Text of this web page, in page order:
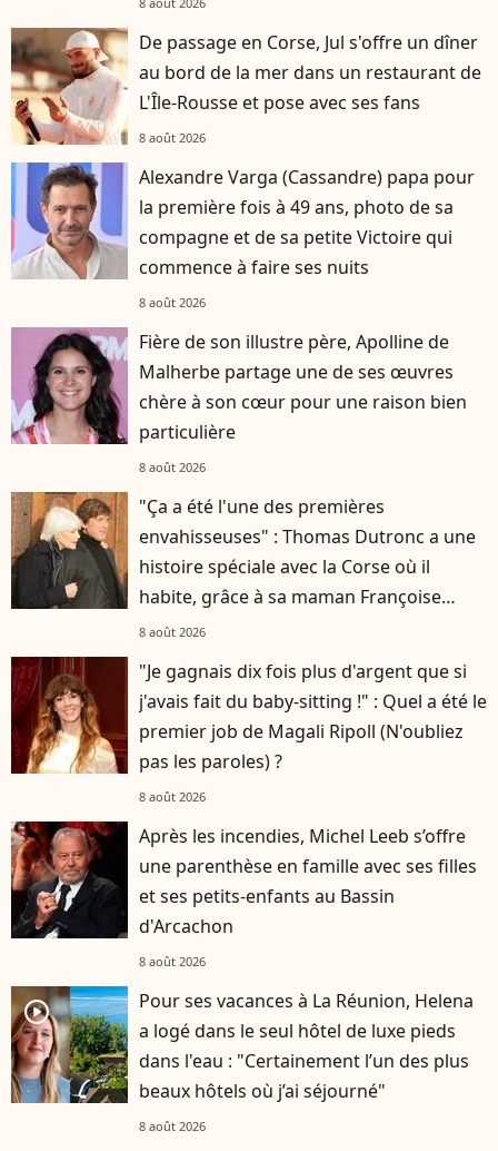
De passage en Corse, Jul s'offre un dîner
au bord de la mer dans un restaurant de
L'Île-Rousse et pose avec ses fans
8 août 2026
Alexandre Varga (Cassandre) papa pour
la première fois à 49 ans, photo de sa
compagne et de sa petite Victoire qui
commence à faire ses nuits
8 août 2026
Fière de son illustre père, Apolline de
Malherbe partage une de ses œuvres
chère à son cœur pour une raison bien
particulière
8 août 2026
"Ça a été l'une des premières
envahisseuses" : Thomas Dutronc a une
histoire spéciale avec la Corse où il
habite, grâce à sa maman Françoise
Hardy
8 août 2026
"Je gagnais dix fois plus d'argent que si
j'avais fait du baby-sitting !" : Quel a été le
premier job de Magali Ripoll (N'oubliez
pas les paroles) ?
8 août 2026
Après les incendies, Michel Leeb s’offre
une parenthèse en famille avec ses filles
et ses petits-enfants au Bassin
d'Arcachon
8 août 2026
player2
Pour ses vacances à La Réunion, Helena
a logé dans le seul hôtel de luxe pieds
dans l'eau : "Certainement l’un des plus
beaux hôtels où j’ai séjourné"
8 août 2026